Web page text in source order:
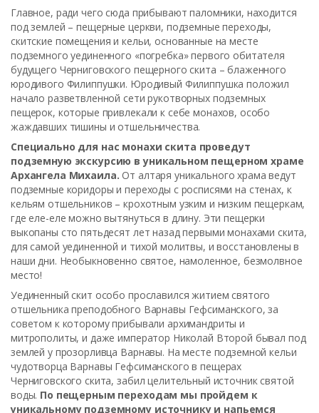
Главное, ради чего сюда прибывают паломники, находится
под землей – пещерные церкви, подземные переходы,
скитские помещения и кельи, основанные на месте
подземного уединенного «погребка» первого обитателя
будущего Черниговского пещерного скита – блаженного
юродивого Филиппушки. Юродивый Филиппушка положил
начало разветвленной сети рукотворных подземных
пещерок, которые привлекали к себе монахов, особо
жаждавших тишины и отшельничества.
Специально для нас монахи скита проведут
подземную экскурсию в уникальном пещерном храме
Архангела Михаила. От алтаря уникального храма ведут
подземные коридоры и переходы с росписями на стенах, к
кельям отшельников – крохотным узким и низким пещеркам,
где еле-еле можно вытянуться в длину. Эти пещерки
выкопаны сто пятьдесят лет назад первыми монахами скита,
для самой уединенной и тихой молитвы, и восстановлены в
наши дни. Необыкновенно святое, намоленное, безмолвное
место!
Уединенный скит особо прославился житием святого
отшельника преподобного Варнавы Гефсиманского, за
советом к которому прибывали архимандриты и
митрополиты, и даже император Николай Второй бывал под
землей у прозорливца Варнавы. На месте подземной кельи
чудотворца Варнавы Гефсиманского в пещерах
Черниговского скита, забил целительный источник святой
воды. По пещерным переходам мы пройдем к
уникальному подземному источнику и напьемся